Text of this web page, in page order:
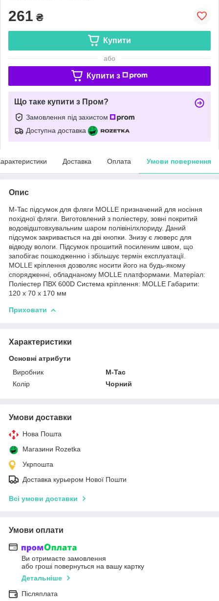
261 ₴
Купити
або
Купити з
Що таке купити з Пром?
Замовлення під захистом
Доступна доставка
Доставка Оплата Умови повернення
Опис
M-Tac підсумок для фляги MOLLE призначений для носіння
похідної фляги. Виготовлений з поліестеру, зовні покритий
водовідштовхувальним шаром полівінілхлориду. Даний
підсумок закривається на дві кнопки. Знизу є люверс для
відводу вологи. Підсумок прошитий посиленим швом, що
запобігає пошкодженню і збільшує термін експлуатації.
MOLLE кріплення дозволяє носити його на будь-якому
спорядженні, обладнаному MOLLE платформами. Матеріал:
Поліестер ПВХ 600D Система кріплення: MOLLE Габарити:
120 х 70 х 170 мм
Приховати
Характеристики
Основні атрибути
Виробник
M-Tac
Колір
Чорний
Умови доставки
Нова Пошта
Магазини Rozetka
Укрпошта
Доставка курьером Нової Пошти
Всі умови доставки
Умови оплати
Ви отримаєте замовлення
або гроші повернуться на вашу картку
Детальніше
Післяплата